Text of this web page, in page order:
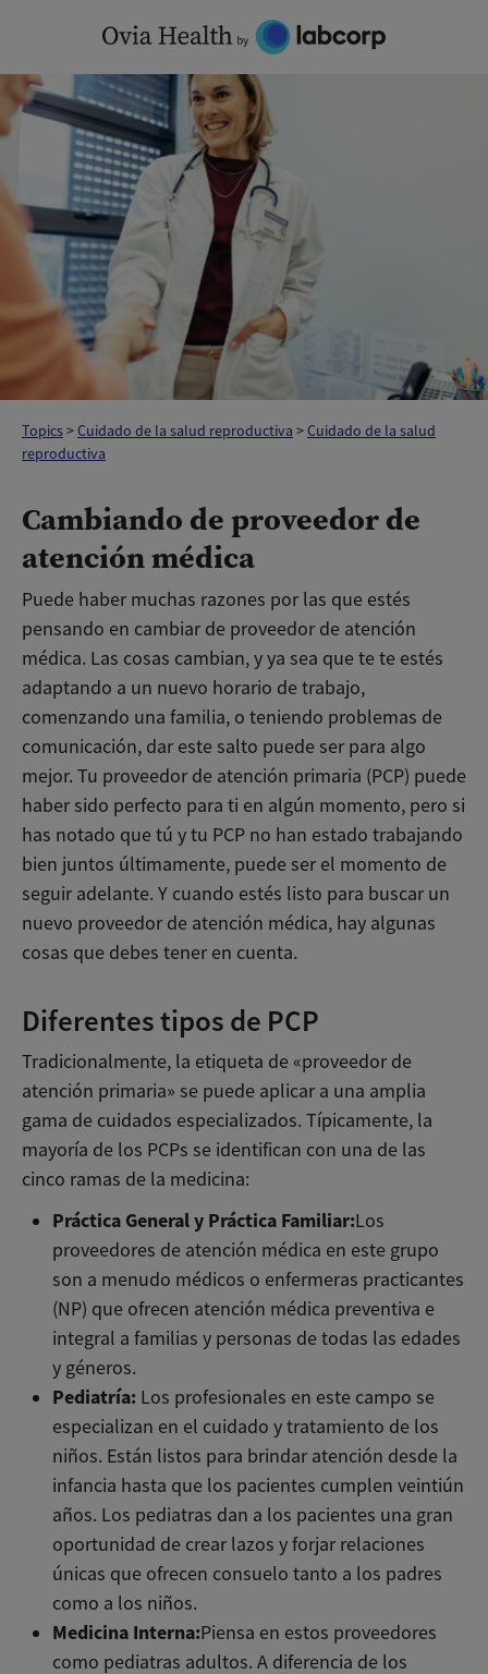
content
Topics>Cuidado de la salud reproductiva >Cuidado de la salud
reproductiva
Cambiando de proveedor de
atención médica
Puede haber muchas razones por las que estés
pensando en cambiar de proveedor de atención
médica. Las cosas cambian, y ya sea que te te estés
adaptando a un nuevo horario de trabajo,
comenzando una familia, o teniendo problemas de
comunicación, dar este salto puede ser para algo
mejor. Tu proveedor de atención primaria (PCP) puede
haber sido perfecto para ti en algún momento, pero si
has notado que tú y tu PCP no han estado trabajando
bien juntos últimamente, puede ser el momento de
seguir adelante. Y cuando estés listo para buscar un
nuevo proveedor de atención médica, hay algunas
cosas que debes tener en cuenta.
Diferentes tipos de PCP
Tradicionalmente, la etiqueta de «proveedor de
atención primaria» se puede aplicar a una amplia
gama de cuidados especializados. Típicamente, la
mayoría de los PCPs se identifican con una de las
cinco ramas de la medicina:
Práctica General y Práctica Familiar:Los
proveedores de atención médica en este grupo
son a menudo médicos o enfermeras practicantes
(NP) que ofrecen atención médica preventiva e
integral a familias y personas de todas las edades
y géneros.
Pediatría: Los profesionales en este campo se
especializan en el cuidado y tratamiento de los
niños. Están listos para brindar atención desde la
infancia hasta que los pacientes cumplen veintiún
años. Los pediatras dan a los pacientes una gran
oportunidad de crear lazos y forjar relaciones
únicas que ofrecen consuelo tanto a los padres
como a los niños.
Medicina Interna:Piensa en estos proveedores
como pediatras adultos. A diferencia de los